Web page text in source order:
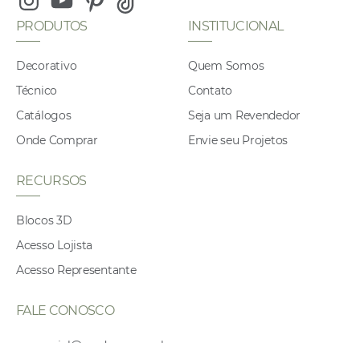
InstagramYoutubePinterest
Tiktok
PRODUTOS
Decorativo
Técnico
Catálogos
Onde Comprar
INSTITUCIONAL
Quem Somos
Contato
Seja um Revendedor
Envie seu Projetos
RECURSOS
Blocos 3D
Acesso Lojista
Acesso Representante
FALE CONOSCO